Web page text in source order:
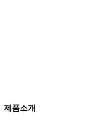
제품소개